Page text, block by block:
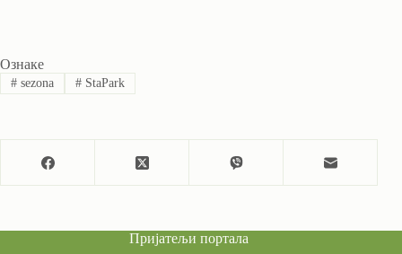
Ознаке
#sezona #StaPark
Пријатељи портала